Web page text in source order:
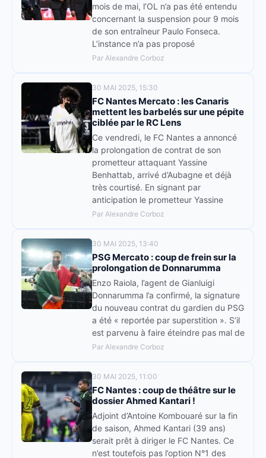
mois de mai, l’OL n’a pas été entendu
concernant la suspension pour 9 mois
de son entraîneur Paulo Fonseca.
L’instance n’a pas proposé
Par Alexandre Corboz
30 MAI 2025, 15:30
FC Nantes Mercato : les Canaris
mettent les barbelés sur une pépite
ciblée par le RC Lens
Ce vendredi, le FC Nantes a annoncé
la prolongation de contrat de son
prometteur attaquant Yassine
Benhattab, arrivé d’Aubagne et déjà
très courtisé. En signant par
anticipation le prometteur Yassine
Par Alexandre Corboz
30 MAI 2025, 13:40
PSG Mercato : coup de frein sur la
prolongation de Donnarumma
Enzo Raiola, l’agent de Gianluigi
Donnarumma l’a confirmé, la signature
du nouveau contrat du gardien du PSG
a été « reportée par superstition ». S’il
est parvenu à faire éteindre pas mal de
Par Alexandre Corboz
30 MAI 2025, 11:00
FC Nantes : coup de théâtre sur le
dossier Ahmed Kantari !
Adjoint d’Antoine Kombouaré sur la fin
de saison, Ahmed Kantari (39 ans)
serait prêt à diriger le FC Nantes. Ce
n’est toutefois pas l’option N°1 des